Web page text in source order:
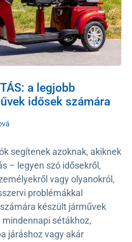
a legjobb
idősek számára
segítenek azoknak, akiknek
– legyen szó idősekről,
vagy olyanokról,
problémákkal
készült járművek
sétákhoz,
járáshoz vagy akár